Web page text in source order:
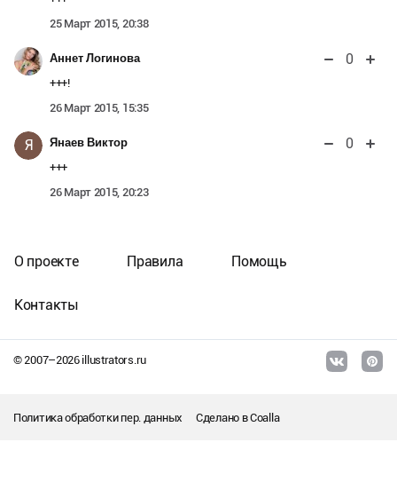
25 Март 2015, 20:38
Аннет Логинова 0
+++!
26 Март 2015, 15:35
Я Янаев Виктор 0
+++
26 Март 2015, 20:23
© 2007–2026illustrators.ru
О проекте Правила Помощь
Контакты
Политика обработки пер. данных Сделано вCoalla